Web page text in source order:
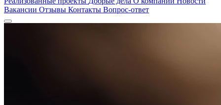
Вакансии Отзывы Контакты Вопрос-ответ